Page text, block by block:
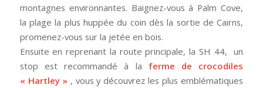
montagnes environnantes. Baignez-vous à Palm Cove,
la plage la plus huppée du coin dès la sortie de Cairns,
promenez-vous sur la jetée en bois.
Ensuite en reprenant la route principale, la SH 44, un
stop est recommandé à la ferme de crocodiles
« Hartley », vous y découvrez les plus emblématiques